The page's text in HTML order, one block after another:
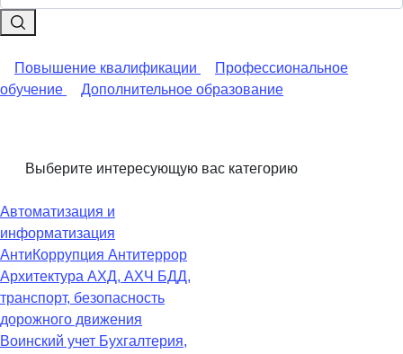
Повышение квалификации
Профессиональное
обучение
Дополнительное образование
Выберите интересующую вас категорию
Автоматизация и
информатизация
АнтиКоррупция Антитеррор
Архитектура АХД, АХЧ БДД,
транспорт, безопасность
дорожного движения
Воинский учет Бухгалтерия,